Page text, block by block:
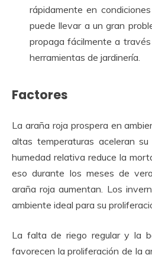
rápidamente en
puede llevar a un gran
propaga fácilmente a
herramientas de jardinería.
Factores
La araña roja prospera en
altas temperaturas aceleran
humedad relativa reduce la
eso durante los meses de
araña roja aumentan. Los
ambiente ideal para su
La falta de riego regular y la
favorecen la proliferación de la